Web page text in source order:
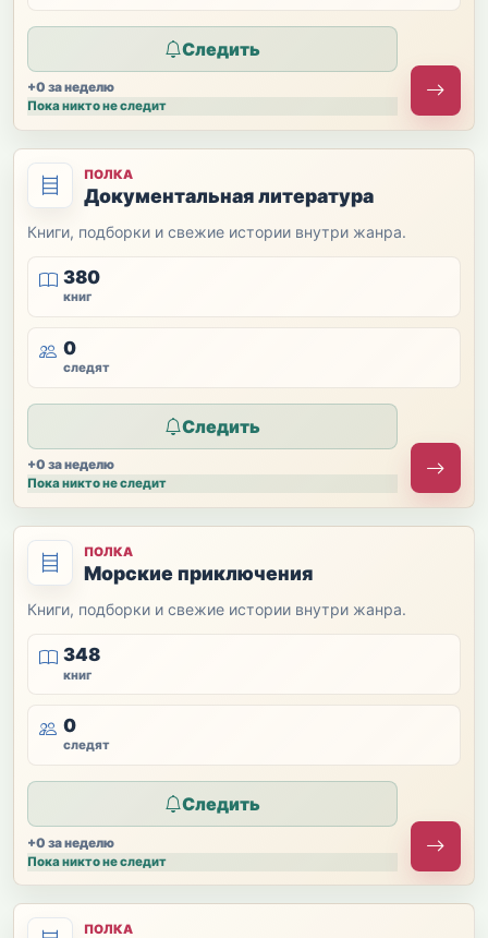
Следить
+0 за неделю
Пока никто не следит
ПОЛКА
Документальная литература
Книги, подборки и свежие истории внутри жанра.
380
книг
0
следят
Следить
+0 за неделю
Пока никто не следит
ПОЛКА
Морские приключения
Книги, подборки и свежие истории внутри жанра.
348
книг
0
следят
Следить
+0 за неделю
Пока никто не следит
ПОЛКА